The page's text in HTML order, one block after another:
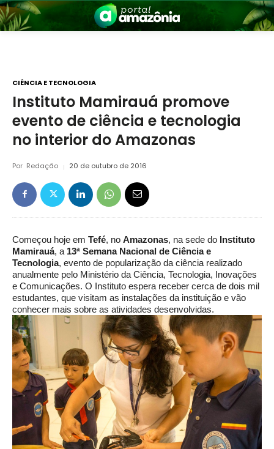
Amazônia
CIÊNCIA E TECNOLOGIA
Instituto Mamirauá promove
evento de ciência e tecnologia
no interior do Amazonas
Por Redação 20 de outubro de 2016
Começou hoje em Tefé, no Amazonas, na sede do Instituto
Mamirauá, a 13ª Semana Nacional de Ciência e
Tecnologia, evento de popularização da ciência realizado
anualmente pelo Ministério da Ciência, Tecnologia, Inovações
e Comunicações. O Instituto espera receber cerca de dois mil
estudantes, que visitam as instalações da instituição e vão
conhecer mais sobre as atividades desenvolvidas.